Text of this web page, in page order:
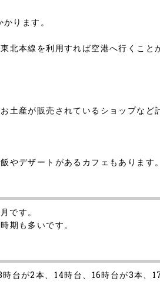
ります。
本線を利用すれば空港へ行くこと
土産が販売されているショップなど
やデザートがあるカフェもあります。
です。
期も多いです。
台が2本、14時台、16時台が3本、